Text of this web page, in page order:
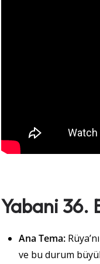
Yabani 36.
Ana Tema:
ve bu durum